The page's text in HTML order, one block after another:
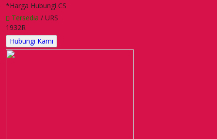
*Harga Hubungi CS
Tersedia / URS
1932R
Hubungi Kami